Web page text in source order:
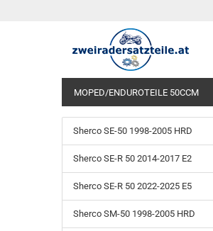
MOPED/ENDUROTEILE 50CCM
Sherco SE-50 1998-2005 HRD
Sherco SE-R 50 2014-2017 E2
Sherco SE-R 50 2022-2025 E5
Sherco SM-50 1998-2005 HRD